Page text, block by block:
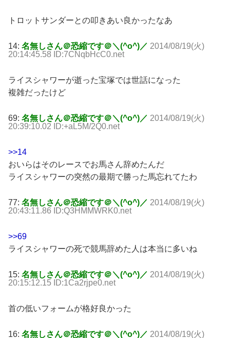
トロットサンダーとの叩きあい良かったなあ
14: 名無しさん＠恐縮です＠＼(^o^)／ 2014/08/19(火)
20:14:45.58 ID:7CNqbHcC0.net
ライスシャワーが逝った宝塚では世話になった
複雑だったけど
69: 名無しさん＠恐縮です＠＼(^o^)／ 2014/08/19(火)
20:39:10.02 ID:+aL5M/2Q0.net
>>14
おいらはそのレースでお馬さん辞めたんだ
ライスシャワーの突然の最期で勝った馬忘れてたわ
77: 名無しさん＠恐縮です＠＼(^o^)／ 2014/08/19(火)
20:43:11.86 ID:Q3HMMWRK0.net
>>69
ライスシャワーの死で競馬辞めた人は本当に多いね
15: 名無しさん＠恐縮です＠＼(^o^)／ 2014/08/19(火)
20:15:12.15 ID:1Ca2rjpe0.net
首の低いフォームが格好良かった
16: 名無しさん＠恐縮です＠＼(^o^)／ 2014/08/19(火)